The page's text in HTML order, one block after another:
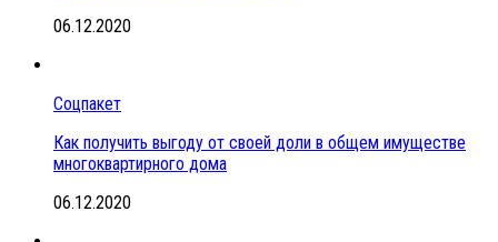
06.12.2020
Соцпакет
Как получить выгоду от своей доли в общем имуществе
многоквартирного дома
06.12.2020